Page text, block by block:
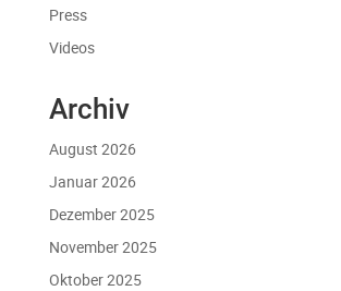
Press
Videos
Archiv
August 2026
Januar 2026
Dezember 2025
November 2025
Oktober 2025